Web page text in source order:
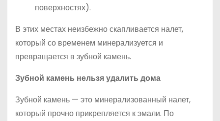
поверхностях).
В этих местах неизбежно скапливается налет,
который со временем минерализуется и
превращается в зубной камень.
Зубной камень нельзя удалить дома
Зубной камень — это минерализованный налет,
который прочно прикрепляется к эмали. По